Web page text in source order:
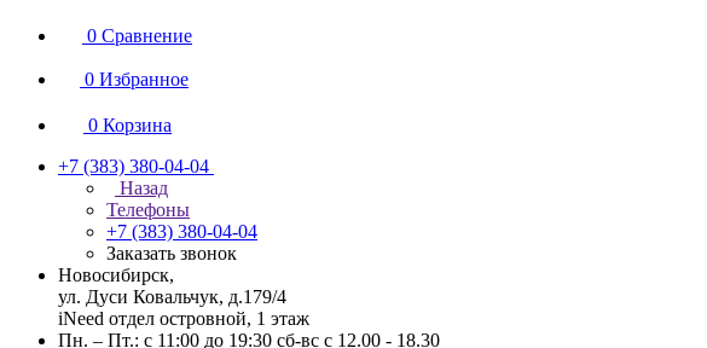
0 Сравнение
0 Избранное
0 Корзина
+7 (383) 380-04-04
Назад
Телефоны
+7 (383) 380-04-04
Заказать звонок
Новосибирск,
ул. Дуси Ковальчук, д.179/4
iNeed отдел островной, 1 этаж
Пн. – Пт.: с 11:00 до 19:30 сб-вс с 12.00 - 18.30